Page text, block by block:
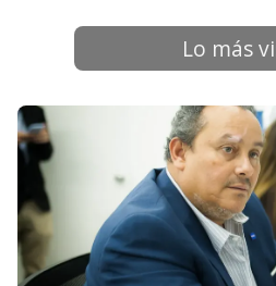
Hierbas del Oasis y
Empresas de
31/03/2023